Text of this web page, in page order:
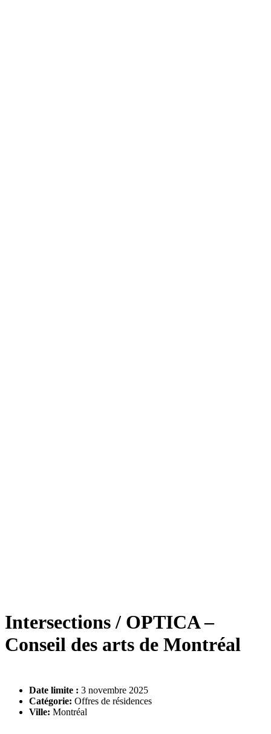
Intersections / OPTICA –
Conseil des arts de Montréal
Date limite : 3 novembre 2025
Catégorie: Offres de résidences
Ville: Montréal